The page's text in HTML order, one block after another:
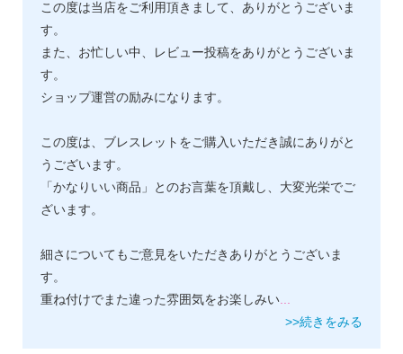
この度は当店をご利用頂きまして、ありがとうございま
す。
また、お忙しい中、レビュー投稿をありがとうございま
す。
ショップ運営の励みになります。
この度は、ブレスレットをご購入いただき誠にありがと
うございます。
「かなりいい商品」とのお言葉を頂戴し、大変光栄でご
ざいます。
細さについてもご意見をいただきありがとうございま
す。
重ね付けでまた違った雰囲気をお楽しみい...
>>続きをみる